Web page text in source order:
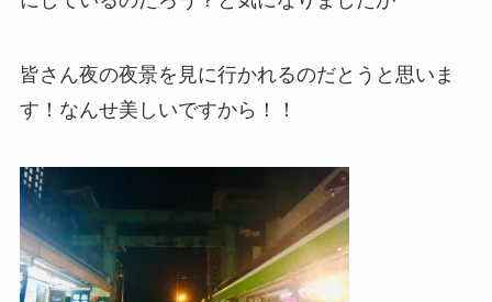
皆さん夜の夜景を見に行かれるのだとうと思いま
す！なんせ美しいですから！！